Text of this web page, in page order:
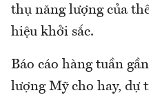
thụ năng lượng của
hiệu khởi sắc.
Báo cáo hàng tuần
lượng Mỹ cho hay, dự